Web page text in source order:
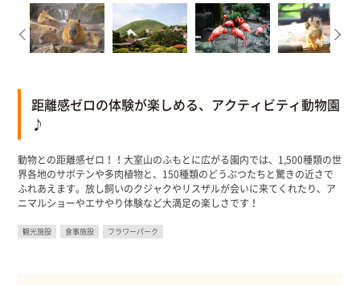
距離感ゼロの体験が楽しめる、アクティビティ動物園
♪
動物との距離感ゼロ！！大室山のふもとに広がる園内では、1,500種類の世
界各地のサボテンや多肉植物と、150種類のどうぶつたちと驚きの近さで
ふれあえます。放し飼いのクジャクやリスザルが会いに来てくれたり、ア
ニマルショーやエサやり体験など大満足の楽しさです！
観光施設 食事施設 フラワーパーク